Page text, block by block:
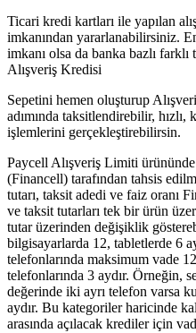
Ticari kredi kartları ile yapılan
imkanından yararlanabilirsiniz.
imkanı olsa da banka bazlı
Alışveriş Kredisi
Sepetini hemen oluşturup
adımında taksitlendirebilir,
işlemlerini gerçekleştirebilirsin.
Paycell Alışveriş Limiti
(Financell) tarafından tahsis
tutarı, taksit adedi ve faiz oranı
ve taksit tutarları tek bir ürün
tutar üzerinden değişiklik
bilgisayarlarda 12, tabletlerde 6
telefonlarında maksimum vade
telefonlarında 3 aydır. Örneğin,
değerinde iki ayrı telefon varsa
aydır. Bu kategoriler haricinde
arasında açılacak krediler için